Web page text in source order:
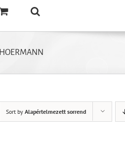
HOERMANN
Sort by Alapértelmezett sorrend